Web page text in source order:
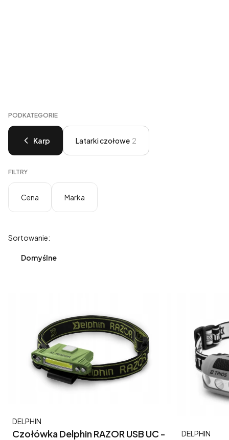
PODKATEGORIE
Karp Latarki czołowe 2
FILTRY
Cena Marka
Lista produktów
Sortowanie:
Domyślne
Czołówka Delphin RAZOR USB UC -
Producent
DELPHIN
Producent
DELPHIN